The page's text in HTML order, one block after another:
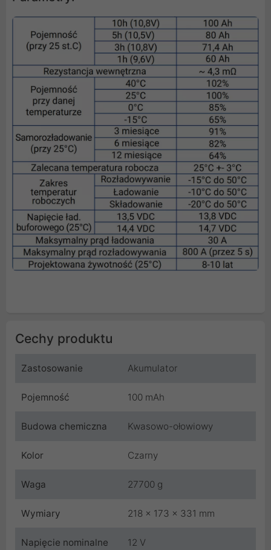
Cechy produktu
Zastosowanie Akumulator
Pojemność 100 mAh
Budowa chemiczna Kwasowo-ołowiowy
Kolor Czarny
Waga 27700 g
Wymiary 218 x 173 x 331 mm
Napięcie nominalne 12 V